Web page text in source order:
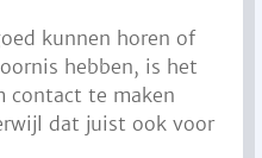
kunnen horen of
hebben, is het
contact te maken
dat juist ook voor